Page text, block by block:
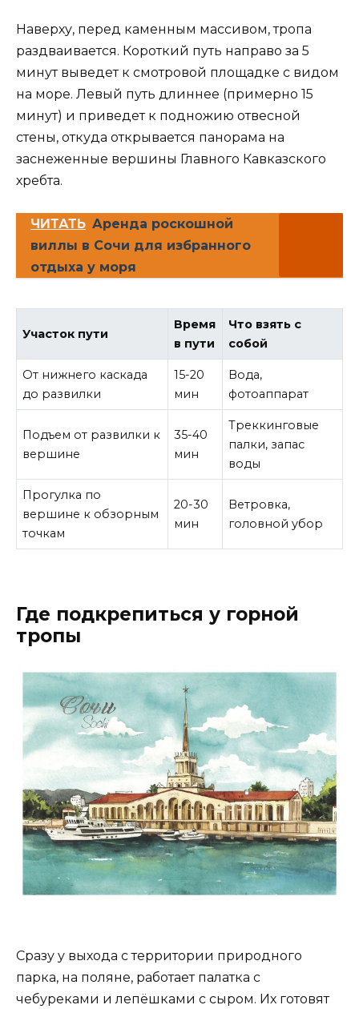
Наверху, перед каменным массивом, тропа
раздваивается. Короткий путь направо за 5
минут выведет к смотровой площадке с видом
на море. Левый путь длиннее (примерно 15
минут) и приведет к подножию отвесной
стены, откуда открывается панорама на
заснеженные вершины Главного Кавказского
хребта.
ЧИТАТЬ Аренда роскошной
виллы в Сочи для избранного
отдыха у моря
Участок пути
Время
в пути
Что взять с
собой
От нижнего каскада
до развилки
15-20
мин
Вода,
фотоаппарат
Подъем от развилки к
вершине
35-40
мин
Треккинговые
палки, запас
воды
Прогулка по
вершине к обзорным
точкам
20-30
мин
Ветровка,
головной убор
Где подкрепиться у горной
тропы
Сразу у выхода с территории природного
парка, на поляне, работает палатка с
чебуреками и лепёшками с сыром. Их готовят